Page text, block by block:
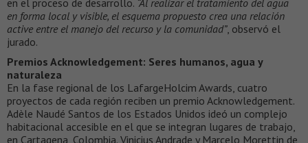
en forma local y visible, el esquema propuesto crea una relación
active entre el manejo del recurso y la comunidad”, observó el
jurado.
Premios Acknowledgement: Seres humanos, agua y
naturaleza
En la fase regional de los LafargeHolcim Awards, cuatro
proyectos de cada región reciben un premio Acknowledgement.
Adèle Naudé Santos de los Estados Unidos ideó un complejo
habitacional accesible en el que se integran lugares de trabajo,
en Cartagena, Colombia. Vinicius Andrade y Marcelo Morettin de